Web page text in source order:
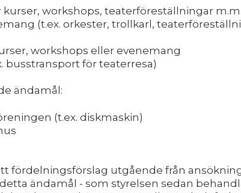
workshops, teaterföreställningar m.m.
(t.ex. orkester, trollkarl,
workshops eller evenemang
busstransport för teaterresa)
ändamål:
(t.ex. diskmaskin)
fördelningsförslag utgående från
ändamål - som styrelsen sedan